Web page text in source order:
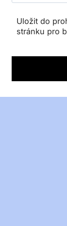
Uložit do
stránku pro